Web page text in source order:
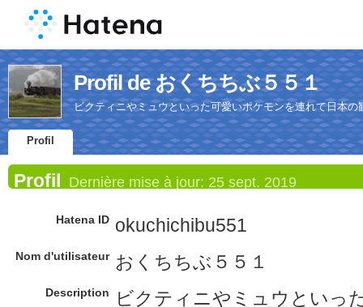
Profil de おくちちぶ５５１
ビクティニやミュウといった可愛いポケモンを連れて日本
Profil
Profil Dernière mise à jour: 25 sept. 2019
Hatena ID okuchichibu551
Nom d'utilisateur おくちちぶ５５１
Description ビクティニや ミュウ といっ